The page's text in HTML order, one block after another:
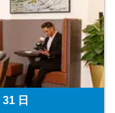
日